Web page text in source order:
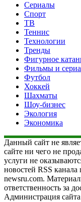
Сериалы
Спорт
ТВ
Теннис
Технологии
Тренды
Фигурное
Фильмы и
Футбол
Хоккей
Шахматы
Шоу-бизнес
Экология
Экономика
Данный сайт не
сайте ни чего не
услуги не
новостей RSS канала
newsru.com.
ответственность за
Администрация сайта